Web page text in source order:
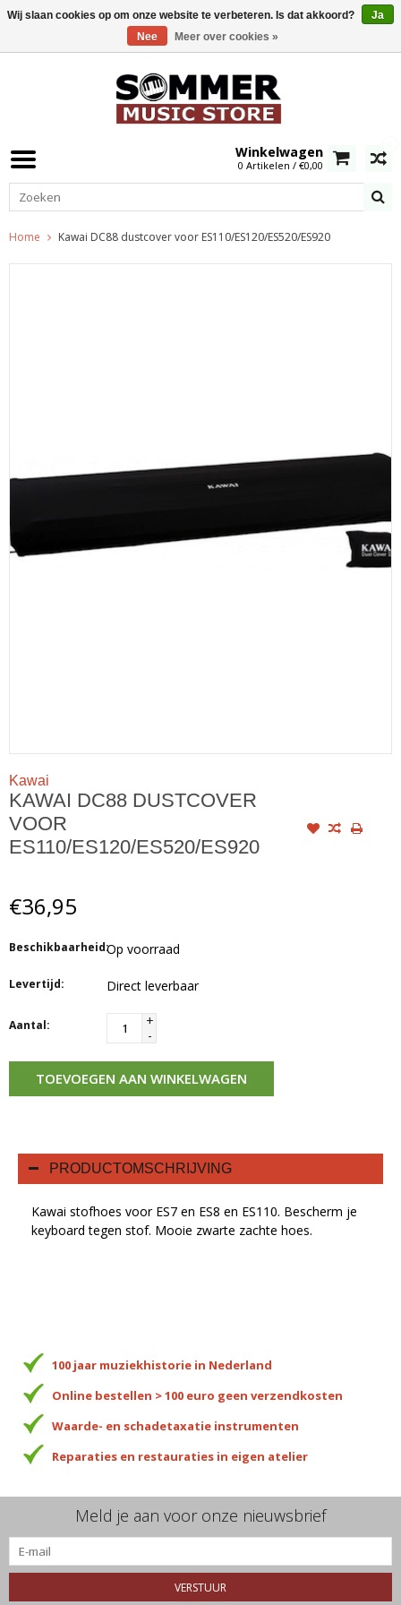
Winkelwagen
0 Artikelen / €0,00
Home Kawai DC88 dustcover voor ES110/ES120/ES520/ES920
Kawai
KAWAI DC88 DUSTCOVER
VOOR
ES110/ES120/ES520/ES920
€36,95
Beschikbaarheid:Op voorraad
Levertijd: Direct leverbaar
Aantal:
+
-
TOEVOEGEN AAN WINKELWAGEN
PRODUCTOMSCHRIJVING
Kawai stofhoes voor ES7 en ES8 en ES110. Bescherm je
keyboard tegen stof. Mooie zwarte zachte hoes.
100 jaar muziekhistorie in Nederland
Online bestellen > 100 euro geen verzendkosten
Waarde- en schadetaxatie instrumenten
Reparaties en restauraties in eigen atelier
Meld je aan voor onze nieuwsbrief
VERSTUUR
Wij slaan cookies op om onze website te verbeteren. Is dat akkoord?
Ja
Nee
Meer over cookies »